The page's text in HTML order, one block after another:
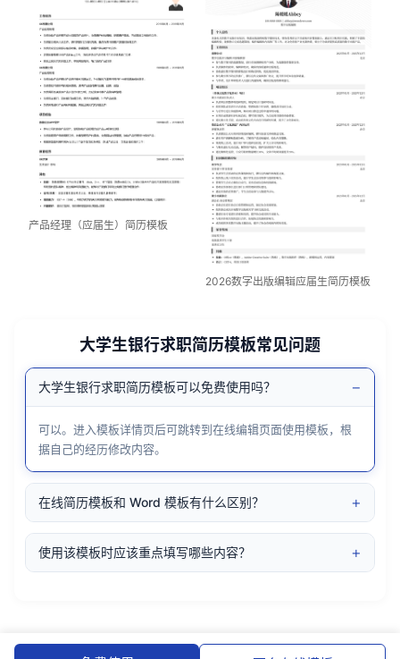
产品经理（应届生）简历模板
2026数字出版编辑应届生简历模板
大学生银行求职简历模板常见问题
大学生银行求职简历模板可以免费使用吗？ −
可以。进入模板详情页后可跳转到在线编辑页面使用模板，根
据自己的经历修改内容。
在线简历模板和 Word 模板有什么区别？ +
使用该模板时应该重点填写哪些内容？ +